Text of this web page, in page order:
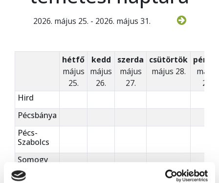
2026. május 25. - 2026. május 31.
hétfő
május
25.
kedd
május
26.
szerda
május
27.
csütörtök
május 28.
május
29.
Hird
Pécsbánya
Pécs-
Szabolcs
Somogy
Vasas